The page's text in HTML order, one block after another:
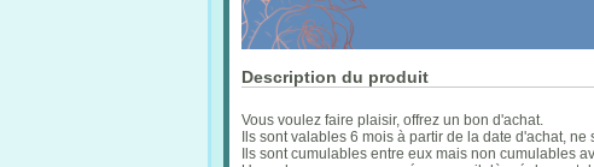
Description du produit
Vous voulez faire plaisir, offrez un bon d'achat.
Ils sont valables 6 mois à partir de la date d'achat,
Ils sont cumulables entre eux mais non cumulables